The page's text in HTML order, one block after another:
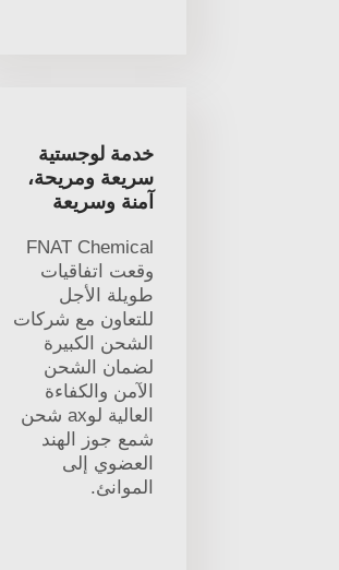
خدمة لوجستية
سريعة ومريحة،
آمنة وسريعة
FNAT Chemical
وقعت اتفاقيات
طويلة الأجل
للتعاون مع شركات
الشحن الكبيرة
لضمان الشحن
الآمن والكفاءة
العالية لوax شحن
شمع جوز الهند
العضوي إلى
الموانئ.